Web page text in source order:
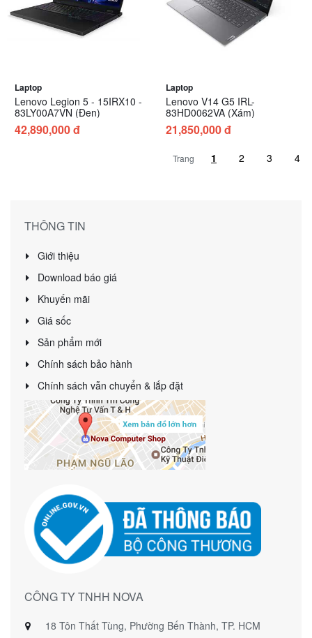
Laptop
Lenovo Legion 5 - 15IRX10 -
83LY00A7VN (Đen)
42,890,000 đ
Laptop
Lenovo V14 G5 IRL-
83HD0062VA (Xám)
21,850,000 đ
Trang
THÔNG TIN
Giới thiệu
Download báo giá
Khuyến mãi
Giá sốc
Sản phẩm mới
Chính sách bảo hành
Chính sách vẫn chuyển & lắp đặt
CÔNG TY TNHH NOVA
18 Tôn Thất Tùng, Phường Bến Thành, TP. HCM